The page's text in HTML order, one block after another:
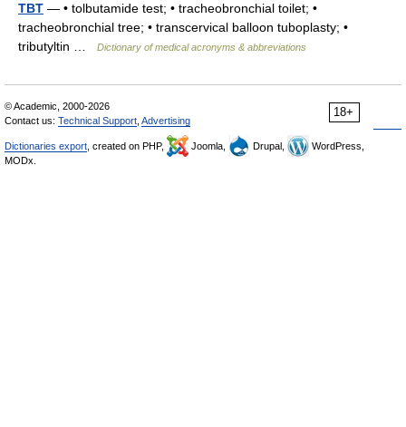
TBT — • tolbutamide test; • tracheobronchial toilet; •
tracheobronchial tree; • transcervical balloon tuboplasty; •
tributyltin …
Dictionary of medical acronyms & abbreviations
18+
© Academic, 2000-2026
Contact us: Technical Support Advertising
Dictionaries export , created on PHP, Joomla, Drupal,
WordPress,
MODx.